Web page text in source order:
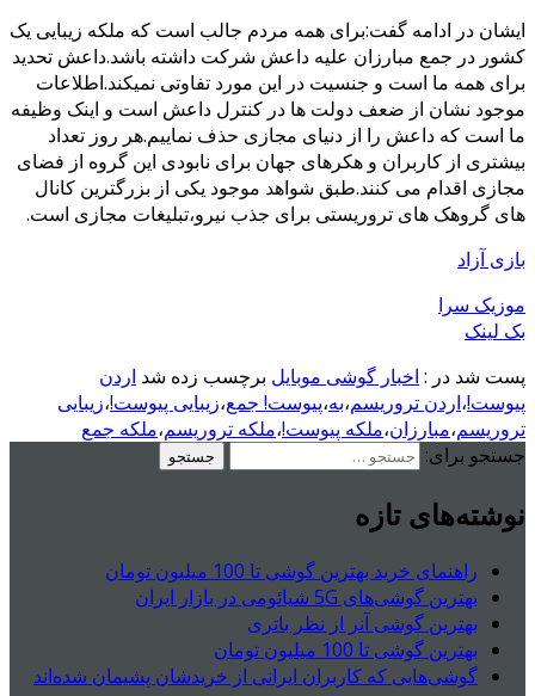
ایشان در ادامه گفت:برای همه مردم جالب است که ملکه زیبایی یک
کشور در جمع مبارزان علیه داعش شرکت داشته باشد.داعش تحدید
برای همه ما است و جنسیت در این مورد تفاوتی نمیکند.اطلاعات
موجود نشان از ضعف دولت ها در کنترل داعش است و اینک وظیفه
ما است که داعش را از دنیای مجازی حذف نماییم.هر روز تعداد
بیشتری از کاربران و هکرهای جهان برای نابودی این گروه از فضای
مجازی اقدام می کنند.طبق شواهد موجود یکی از بزرگترین کانال
های گروهک های تروریستی برای جذب نیرو،تبلیغات مجازی است.
بازی آزاد
موزیک سرا
بک لینک
پست شد در : اخبار گوشی موبایل برچسب زده شد اردن
پیوست!،اردن تروریسم،به،پیوست! جمع،زیبایی پیوست!،زیبایی
تروریسم،مبارزان،ملکه پیوست!،ملکه تروریسم،ملکه جمع
جستجو برای:
نوشته‌های تازه
راهنمای خرید بهترین گوشی تا 100 میلیون تومان
بهترین گوشی‌های 5G شیائومی در بازار ایران
بهترین گوشی آنر از نظر باتری
بهترین گوشی تا 100 میلیون تومان
گوشی‌هایی که کاربران ایرانی از خریدشان پشیمان شده‌اند